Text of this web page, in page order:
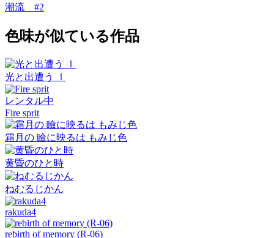
潮流 #2
色味が似ている作品
光と出遭う Ⅰ
レンタル中
Fire sprit
霜月の 瞼に映るは もみじ色
黄昏のひと時
ねむるじかん
rakuda4
rebirth of memory (R-06)